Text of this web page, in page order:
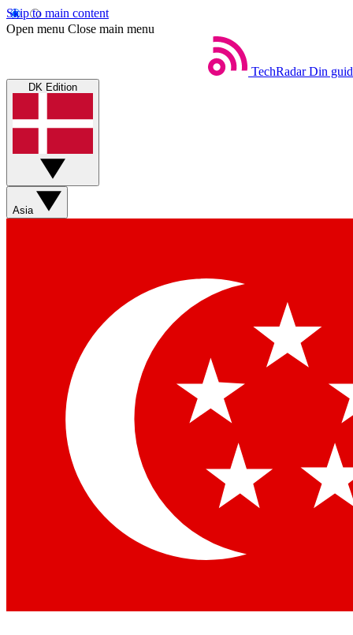
Skip to main content
Open menu Close main menu
TechRadar Din
DK Edition
Asia